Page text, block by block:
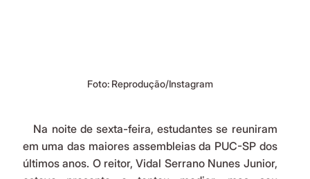
Foto: Reprodução/Instagram
em uma das maiores assembleias da PUC-SP dos
últimos anos. O reitor, Vidal Serrano Nunes Junior,